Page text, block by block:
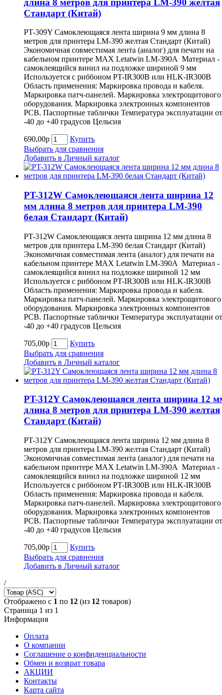
Cтандарт (Китай)
PT-309Y Самоклеющаяся лента ширина 9 мм длина 8
метров для принтера LM-390 желтая Cтандарт (Китай)
Экономичная совместимая лента (аналог) для печати на
кабельном принтере MAX Letatwin LM-390A Материал -
самоклеящийся винил на подложке шириной 9 мм
Используется с риббоном PT-IR300B или HLK-IR300B
Область применения: Маркировка провода и кабеля.
Маркировка патч-панелей. Маркировка электрощитового
оборудования. Маркировка электронных компонентов
РСВ. Паспортные таблички Температура эксплуатации от
-40 до +40 градусов Цельсия
690,00р
Купить
Выбрать для сравнения
Добавить в Личный каталог
PT-312W Самоклеющаяся лента ширина 12
мм длина 8 метров для принтера LM-390
белая Cтандарт (Китай)
PT-312W Самоклеющаяся лента ширина 12 мм длина 8
метров для принтера LM-390 белая Cтандарт (Китай)
Экономичная совместимая лента (аналог) для печати на
кабельном принтере MAX Letatwin LM-390A Материал -
самоклеящийся винил на подложке шириной 12 мм
Используется с риббоном PT-IR300B или HLK-IR300B
Область применения: Маркировка провода и кабеля.
Маркировка патч-панелей. Маркировка электрощитового
оборудования. Маркировка электронных компонентов
РСВ. Паспортные таблички Температура эксплуатации от
-40 до +40 градусов Цельсия
705,00р
Купить
Выбрать для сравнения
Добавить в Личный каталог
PT-312Y Самоклеющаяся лента ширина 12
длина 8 метров для принтера LM-390 желтая
Cтандарт (Китай)
PT-312Y Самоклеющаяся лента ширина 12 мм длина 8
метров для принтера LM-390 желтая Cтандарт (Китай)
Экономичная совместимая лента (аналог) для печати на
кабельном принтере MAX Letatwin LM-390A Материал -
самоклеящийся винил на подложке шириной 12 мм
Используется с риббоном PT-IR300B или HLK-IR300B
Область применения: Маркировка провода и кабеля.
Маркировка патч-панелей. Маркировка электрощитового
оборудования. Маркировка электронных компонентов
РСВ. Паспортные таблички Температура эксплуатации от
-40 до +40 градусов Цельсия
705,00р
Купить
Выбрать для сравнения
Добавить в Личный каталог
/
Отображено с 1 по 12 (из 12 товаров)
Страница 1 из 1
Информация
Оплата
О компании
Соглашение о конфиденциальности
Обмен и возврат товара
АКЦИИ
Контакты
Карта сайта